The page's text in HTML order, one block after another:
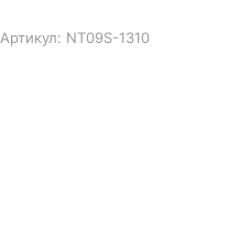
Артикул: NT09S-1310